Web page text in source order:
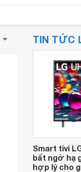
TIN TỨC
Smart tivi
bất ngờ hạ
hợp lý cho